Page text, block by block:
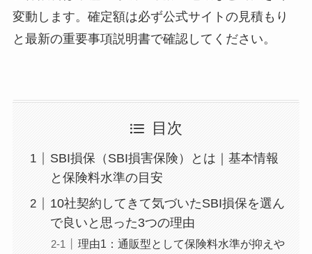
変動します。確定額は必ず公式サイトの見積もり
と最新の重要事項説明書で確認してください。
目次
SBI損保（SBI損害保険）とは｜基本情報
と保険料水準の目安
10社契約してきて気づいたSBI損保を選ん
で良いと思った3つの理由
理由1：通販型として保険料水準が抑えや